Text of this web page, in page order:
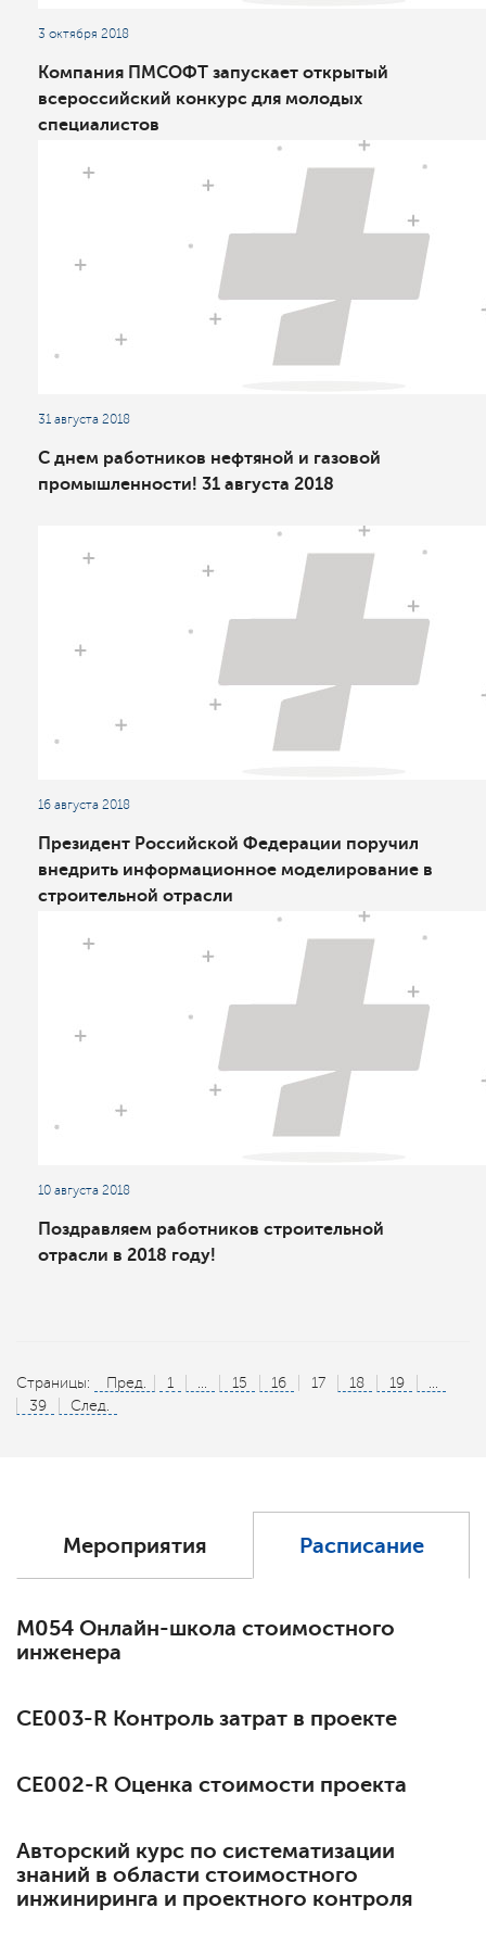
3 октября 2018
Компания ПМСОФТ запускает открытый
всероссийский конкурс для молодых
специалистов
31 августа 2018
С днем работников нефтяной и газовой
промышленности! 31 августа 2018
16 августа 2018
Президент Российской Федерации поручил
внедрить информационное моделирование в
строительной отрасли
10 августа 2018
Поздравляем работников строительной
отрасли в 2018 году!
Страницы: Пред. 1 ... 15 16 17 18 19
...
39
След.
Мероприятия Расписание
М054 Онлайн-школа стоимостного
инженера
СЕ003-R Контроль затрат в проекте
СЕ002-R Оценка стоимости проекта
Авторский курс по систематизации
знаний в области стоимостного
инжиниринга и проектного контроля